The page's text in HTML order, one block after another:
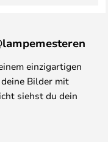
einzigartigen
deine Bilder mit
siehst du dein